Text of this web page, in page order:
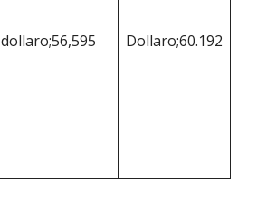
dollaro;56,595 Dollaro;60.192